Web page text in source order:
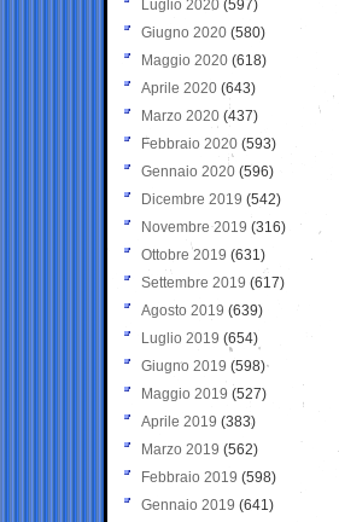
Luglio 2020 (597)
Giugno 2020 (580)
Maggio 2020 (618)
Aprile 2020 (643)
Marzo 2020 (437)
Febbraio 2020 (593)
Gennaio 2020 (596)
Dicembre 2019 (542)
Novembre 2019 (316)
Ottobre 2019 (631)
Settembre 2019 (617)
Agosto 2019 (639)
Luglio 2019 (654)
Giugno 2019 (598)
Maggio 2019 (527)
Aprile 2019 (383)
Marzo 2019 (562)
Febbraio 2019 (598)
Gennaio 2019 (641)